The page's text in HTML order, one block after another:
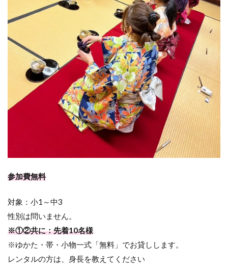
参加費無料
対象：小1～中3
性別は問いません。
※①②共に：先着10名様
※ゆかた・帯・小物一式「無料」でお貸しします。
レンタルの方は、身長を教えてください